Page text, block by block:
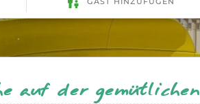
auf der gemütlichen